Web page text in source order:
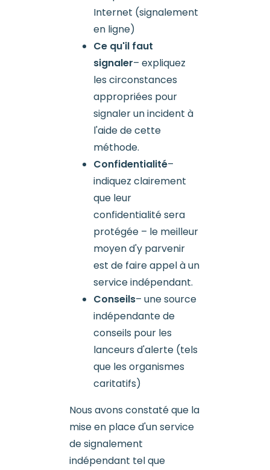
Internet (signalement
en ligne)
Ce qu'il faut
signaler– expliquez
les circonstances
appropriées pour
signaler un incident à
l'aide de cette
méthode.
Confidentialité–
indiquez clairement
que leur
confidentialité sera
protégée – le meilleur
moyen d'y parvenir
est de faire appel à un
service indépendant.
Conseils– une source
indépendante de
conseils pour les
lanceurs d'alerte (tels
que les organismes
caritatifs)
Nous avons constaté que la
mise en place d'un service
de signalement
indépendant tel que